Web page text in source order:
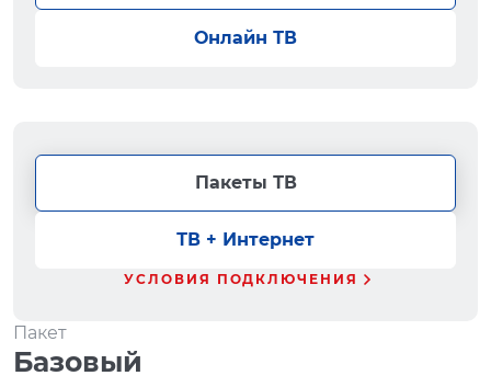
Онлайн ТВ
Пакеты ТВ
ТВ + Интернет
УСЛОВИЯ ПОДКЛЮЧЕНИЯ
Пакет
Базовый